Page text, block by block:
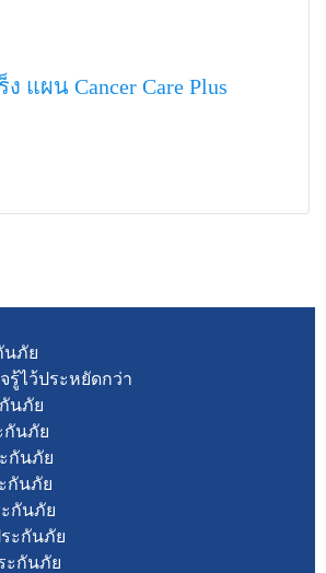
แผน Cancer Care Plus
นภัย
รู้ไว้ประหยัดกว่า
นภัย
กันภัย
กันภัย
กันภัย
กันภัย
ะกันภัย
ะกันภัย